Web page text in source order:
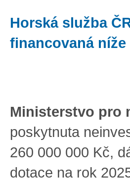
Horská služba
financovaná
Ministerstvo pro
poskytnuta
260 000 000 Kč,
dotace na rok